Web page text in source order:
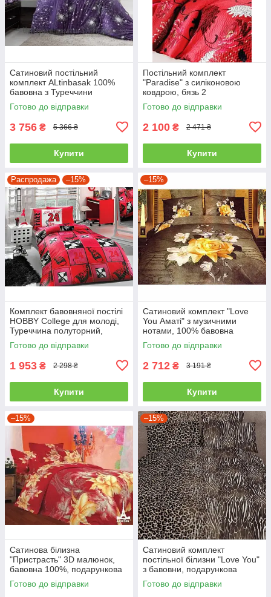
Сатиновий постільний
комплект ALtinbasak 100%
бавовна з Туреччини
двоспальний - євро
Готово до відправки
3 756 ₴ 5 366 ₴
Купити
Постільний комплект
"Paradise" з силіконовою
ковдрою, бязь 2
Готово до відправки
2 100 ₴ 2 471 ₴
Купити
Распродажа –15%
Комплект бавовняної постілі
HOBBY College для молоді,
Туреччина полуторний,
червоний
Готово до відправки
1 953 ₴ 2 298 ₴
Купити
–15%
Сатиновий комплект "Love
You Аматі" з музичними
нотами, 100% бавовна
полуторний
Готово до відправки
2 712 ₴ 3 191 ₴
Купити
–15%
Сатинова білизна
"Пристрасть" 3D малюнок,
бавовна 100%, подарункова
упаковка полуторний
Готово до відправки
–15%
Сатиновий комплект
постільної білизни "Love You"
з бавовни, подарункова
упаковка полуторний
Готово до відправки